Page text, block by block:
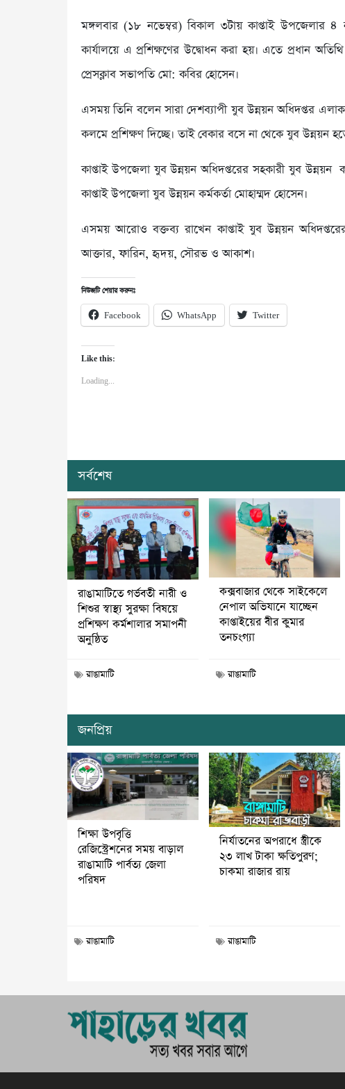
মঙ্গলবার (১৮ নভেম্বর) বিকাল ৩টায় কাপ্তাই উপজেলার
কার্যালয়ে এ প্রশিক্ষণের উদ্বোধন করা হয়। এতে প্রধান
প্রেসক্লাব সভাপতি মো: কবির হোসেন।
এসময় তিনি বলেন সারা দেশব্যাপী যুব উন্নয়ন অধিদপ্তর
কলমে প্রশিক্ষণ দিচ্ছে। তাই বেকার বসে না থেকে যুব উন্নয়ন
কাপ্তাই উপজেলা যুব উন্নয়ন অধিদপ্তরের সহকারী যুব
কাপ্তাই উপজেলা যুব উন্নয়ন কর্মকর্তা মোহাম্মদ হোসেন।
এসময় আরোও বক্তব্য রাখেন কাপ্তাই যুব উন্নয়ন
আক্তার, ফারিন, হৃদয়, সৌরভ ও আকাশ।
নিউজটি শেয়ার করুনঃ
Facebook WhatsApp Twitter
Like this:
Loading...
সর্বশেষ
রাঙামাটিতে গর্ভবতী নারী ও
শিশুর স্বাস্থ্য সুরক্ষা বিষয়ে
প্রশিক্ষণ কর্মশালার সমাপনী
অনুষ্ঠিত
রাঙামাটি
কক্সবাজার থেকে সাইকেলে
নেপাল অভিযানে যাচ্ছেন
কাপ্তাইয়ের বীর কুমার
তনচংগ্যা
রাঙামাটি
জনপ্রিয়
শিক্ষা উপবৃত্তি
রেজিস্ট্রেশনের সময় বাড়াল
রাঙামাটি পার্বত্য জেলা
পরিষদ
রাঙামাটি
নির্যাতনের অপরাধে স্ত্রীকে
২৩ লাখ টাকা ক্ষতিপুরণ;
চাকমা রাজার রায়
রাঙামাটি